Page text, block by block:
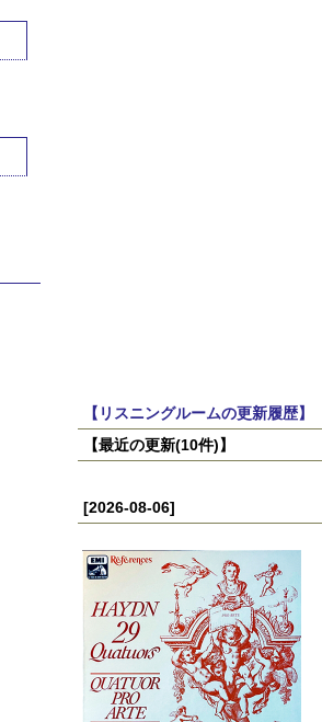
【リスニングルームの更新履歴】
【最近の更新(10件)】
[2026-08-06]